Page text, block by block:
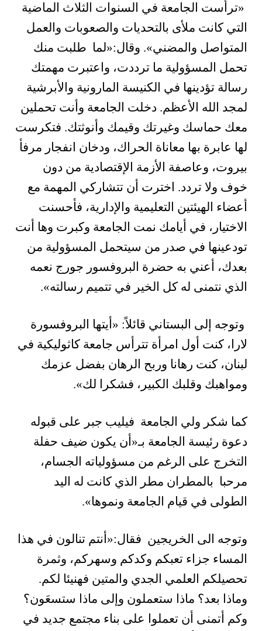
«ترأست الجامعة في السنوات الثلاث الماضية
التي كانت ملأى بالتحديات والصعوبات والعمل
المتواصل والمضني». وقال:«لما طلبت منك
تحمل المسؤولية ما ترددت، واعتبرت مهمتك
رسالة تؤدينها في الكنيسة المارونية والأبرشية
لمجد الله الأعظم. دخلت الجامعة وأنت تحملين
معك حماسك وغيرتك وقيمك وأنوثتك. فتكرست
لها عابرة بها معاناة الحراك، ودخان انفجار مرفأ
بيروت، وعاصفة الأزمة الإقتصادية من دون
خوف ولا تردد. اخترت أن تتشاركي المهمة مع
أعضاء الهيئتين التعليمية والإدارية، فأحسنت
الاختيار، في أيامك نمت الجامعة وكبرت وها أنت
تودعينها في صدر من سيتحمل المسؤولية من
بعدك، أعني به حضرة البروفسور جورج نعمه
الذي نتمنى له كل الخير في تتميم رسالته».
وتوجه إلى البستاني قائلاً: «أيتها البروفسورة
لارا، كنت أول امرأة تترأس جامعة كاثوليكية في
لبنان، كنت رهانا وربح الرهان بفضل عزمك
ومواهبك وقلبك الكبير، فشكرا لك».
كما شكر ولي الجامعة فيليب جبر على قبوله
دعوة رئيسة الجامعة بـ«أن يكون ضيف حفلة
التخرج على الرغم من مسؤولياته الجسام،
مرحبا بالمطران مطر الذي كانت له اليد
الطولى في قيام الجامعة ونموها».
وتوجه الى الخريجين فقال:«أنتم تنالون في هذا
المساء جزاء تعبكم وكدكم وسهركم، وثمرة
تحصيلكم العلمي الجدي والمتين فهنيئا لكم.
وماذا بعد؟ ماذا ستعملون وإلى ماذا ستسعَون؟
وكم أتمنى أن تعملوا على بناء مجتمع جديد في